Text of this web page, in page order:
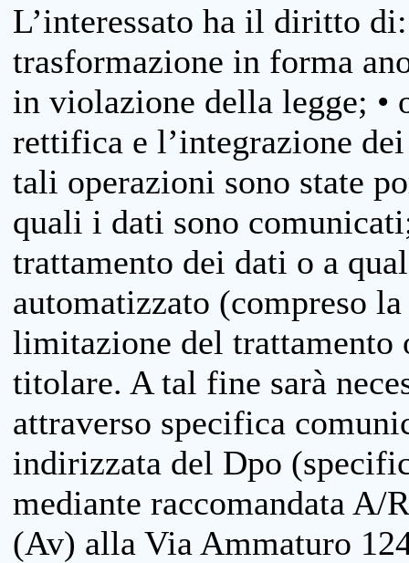
L’interessato ha il diritto
trasformazione in forma
in violazione della legge; •
rettifica e l’integrazione
tali operazioni sono state
quali i dati sono
trattamento dei dati o a
automatizzato (compreso
limitazione del trattamento
titolare. A tal fine sarà
attraverso specifica
indirizzata del Dpo
mediante raccomandata
(Av) alla Via Ammaturo